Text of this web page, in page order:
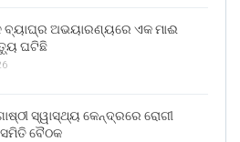
ବ୍ୟାଘ୍ର ଅଭୟାରଣ୍ୟରେ ଏକ ମାଈ
ଘଟିଛି
ସ୍ୱାସ୍ଥ୍ୟ କେନ୍ଦ୍ରରେ ରୋଗୀ
ବୈଠକ